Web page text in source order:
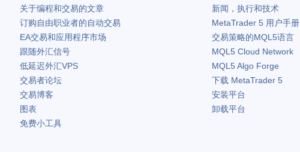
关于编程和交易的文章
订购自由职业者的自动交易
EA交易和应用程序市场
跟随外汇信号
低延迟外汇VPS
交易者论坛
交易博客
图表
免费小工具
新闻，执行和技术
MetaTrader 5用户手册
交易策略的MQL5语言
MQL5 Cloud Network
MQL5 Algo Forge
下载 MetaTrader 5
安装平台
卸载平台